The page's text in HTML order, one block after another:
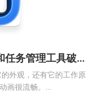
Things v3.22.13 Mac日程和任务管理工具破解版
外观，还有它的工作原
画很流畅。...